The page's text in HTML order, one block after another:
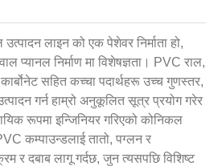
लाइन को एक पेशेवर निर्माता हो,
प्यानल निर्माण मा विशेषज्ञता। PVC राल,
सहित कच्चा पदार्थहरू उच्च गुणस्तर,
गर्न हाम्रो अनुकूलित सूत्र प्रयोग गरेर
रूपमा इन्जिनियर गरिएको कोनिकल
कम्पाउन्डलाई तातो, पग्लन र
र दबाब लागू गर्दछ, जुन त्यसपछि विशिष्ट